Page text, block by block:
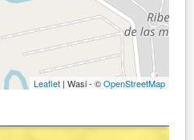
Leaflet | Wasi - ©OpenStreetMap